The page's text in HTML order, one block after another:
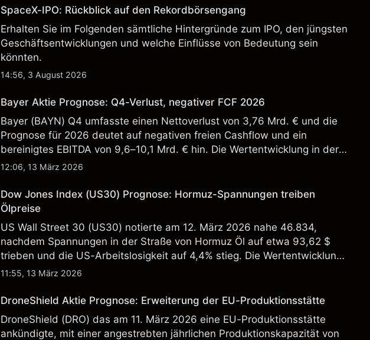
SpaceX-IPO: Rückblick auf den Rekordbörsengang
Erhalten Sie im Folgenden sämtliche Hintergründe zum IPO, den jüngsten
Geschäftsentwicklungen und welche Einflüsse von Bedeutung sein
könnten.
14:56, 3 August 2026
Bayer Aktie Prognose: Q4-Verlust, negativer FCF 2026
Bayer (BAYN) Q4 umfasste einen Nettoverlust von 3,76 Mrd. € und die
Prognose für 2026 deutet auf negativen freien Cashflow und ein
bereinigtes EBITDA von 9,6–10,1 Mrd. € hin. Die Wertentwicklung in der
Vergangenheit ist kein verlässlicher Indikator für zukünftige Ergebnisse.
12:06, 13 März 2026
Dow Jones Index (US30) Prognose: Hormuz-Spannungen treiben
Ölpreise
US Wall Street 30 (US30) notierte am 12. März 2026 nahe 46.834,
nachdem Spannungen in der Straße von Hormuz Öl auf etwa 93,62 $
trieben und die US-Arbeitslosigkeit auf 4,4% stieg. Die Wertentwicklung
in der Vergangenheit ist kein verlässlicher Indikator für zukünftige
11:55, 13 März 2026
DroneShield Aktie Prognose: Erweiterung der EU-Produktionsstätte
DroneShield (DRO) das am 11. März 2026 eine EU-Produktionsstätte
ankündigte, mit einer angestrebten jährlichen Produktionskapazität von